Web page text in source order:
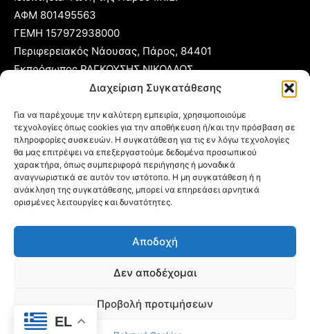
Διαχείριση Συγκατάθεσης
Για να παρέχουμε την καλύτερη εμπειρία, χρησιμοποιούμε
τεχνολογίες όπως cookies για την αποθήκευση ή/και την πρόσβαση σε
πληροφορίες συσκευών. Η συγκατάθεση για τις εν λόγω τεχνολογίες
θα μας επιτρέψει να επεξεργαστούμε δεδομένα προσωπικού
χαρακτήρα, όπως συμπεριφορά περιήγησης ή μοναδικά
αναγνωριστικά σε αυτόν τον ιστότοπο. Η μη συγκατάθεση ή η
ανάκληση της συγκατάθεσης, μπορεί να επηρεάσει αρνητικά
ορισμένες λειτουργίες και δυνατότητες.
Αποδοχή
Δεν αποδέχομαι
Προβολή προτιμήσεων
ΑΦΜ 801495563
ΓΕΜΗ 157972938000
Περιφερειακός Νάουσας, Πάρος, 84401
Εκπρόσωπος ΡΑΓΚΟΥΣΗΣ ΝΙΚΟΛΑΟΣ
Κ:6977 248885
E:foni@typoparos.gr(για αγγελίες:sales@typoparos.gr)
Πολιτική απορρήτου & Cookies
EL